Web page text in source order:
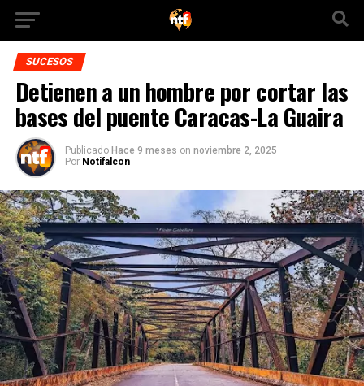
SUCESOS
Detienen a un hombre por cortar las
bases del puente Caracas-La Guaira
Publicado Hace 9 meses on noviembre 2, 2025
Por Notifalcon